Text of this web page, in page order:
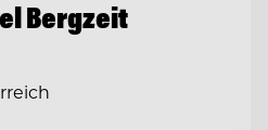
Bergzeit